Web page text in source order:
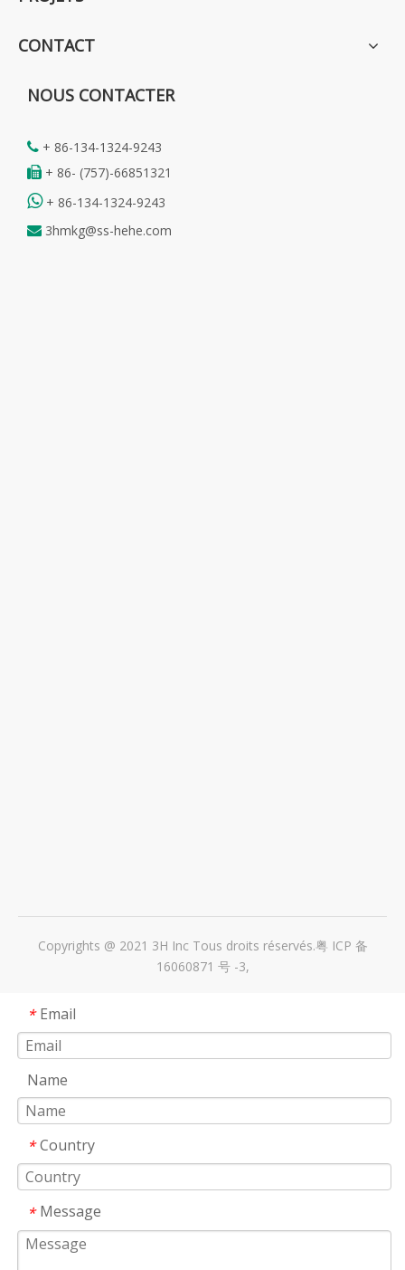
CONTACT
NOUS CONTACTER
 + 86-134-1324-9243
 + 86- (757)-66851321
 + 86-134-1324-9243
 3hmkg@ss-hehe.com
Copyrights @ 2021 3H Inc Tous droits réservés.粤 ICP 备
16060871 号 -3,
* Email
Name
* Country
* Message